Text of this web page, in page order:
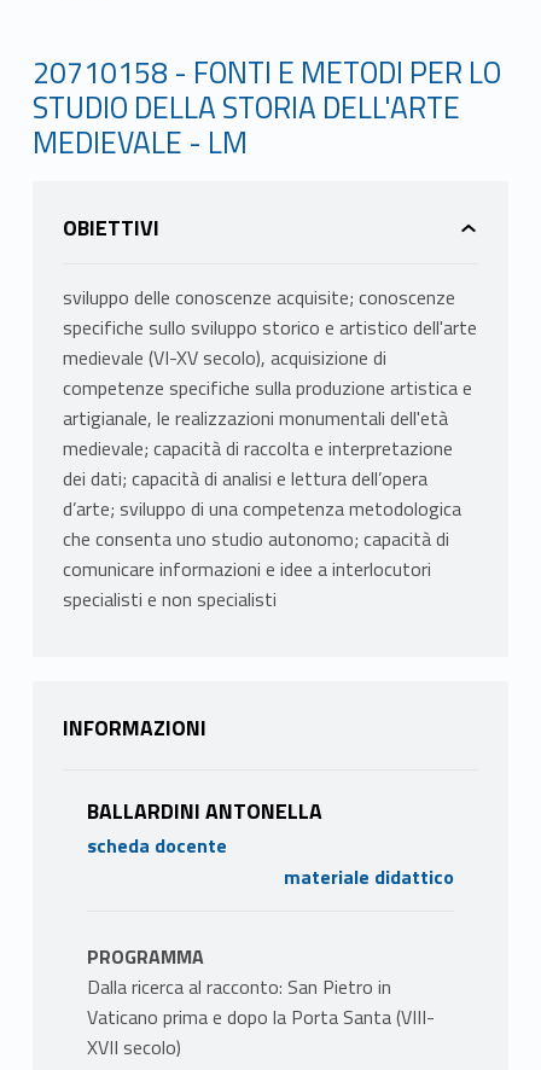
20710158 - FONTI E METODI PER LO
STUDIO DELLA STORIA DELL'ARTE
MEDIEVALE - LM
OBIETTIVI
sviluppo delle conoscenze acquisite; conoscenze
specifiche sullo sviluppo storico e artistico dell'arte
medievale (VI-XV secolo), acquisizione di
competenze specifiche sulla produzione artistica e
artigianale, le realizzazioni monumentali dell'età
medievale; capacità di raccolta e interpretazione
dei dati; capacità di analisi e lettura dell’opera
d’arte; sviluppo di una competenza metodologica
che consenta uno studio autonomo; capacità di
comunicare informazioni e idee a interlocutori
specialisti e non specialisti
INFORMAZIONI
BALLARDINI ANTONELLA
scheda docente
materiale didattico
PROGRAMMA
Dalla ricerca al racconto: San Pietro in
Vaticano prima e dopo la Porta Santa (VIII-
XVII secolo)